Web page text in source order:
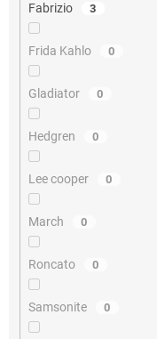
Fabrizio 3
Frida Kahlo 0
Gladiator 0
Hedgren 0
Lee cooper 0
March 0
Roncato 0
Samsonite 0